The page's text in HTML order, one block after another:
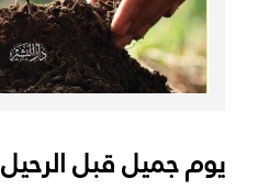
يوم جميل قبل الرحيل